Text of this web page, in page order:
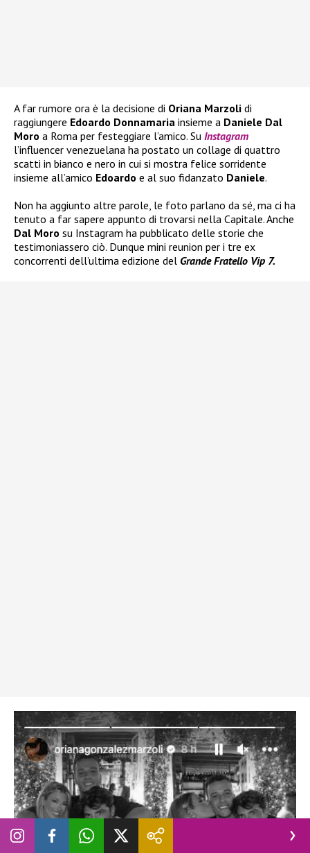
A far rumore ora è la decisione di Oriana Marzoli di
raggiungere Edoardo Donnamaria insieme a Daniele Dal
Moro a Roma per festeggiare l’amico. Su Instagram
l’influencer venezuelana ha postato un collage di quattro
scatti in bianco e nero in cui si mostra felice sorridente
insieme all’amico Edoardo e al suo fidanzato Daniele.
Non ha aggiunto altre parole, le foto parlano da sé, ma ci ha
tenuto a far sapere appunto di trovarsi nella Capitale. Anche
Dal Moro su Instagram ha pubblicato delle storie che
testimoniassero ciò. Dunque mini reunion per i tre ex
concorrenti dell’ultima edizione del Grande Fratello Vip 7.